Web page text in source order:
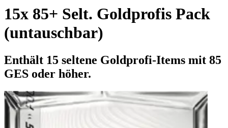
15x 85+ Selt. Goldprofis Pack
(untauschbar)
Enthält 15 seltene Goldprofi-Items mit 85
GES oder höher.